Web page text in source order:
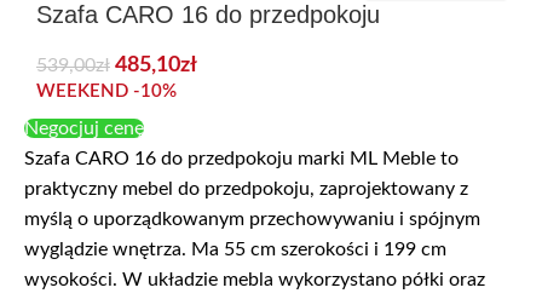
Szafa CARO 16 do przedpokoju
539,00zł 485,10zł
WEEKEND -10%
Negocjuj cenę
Szafa CARO 16 do przedpokoju marki ML Meble to
praktyczny mebel do przedpokoju, zaprojektowany z
myślą o uporządkowanym przechowywaniu i spójnym
wyglądzie wnętrza. Ma 55 cm szerokości i 199 cm
wysokości. W układzie mebla wykorzystano półki oraz